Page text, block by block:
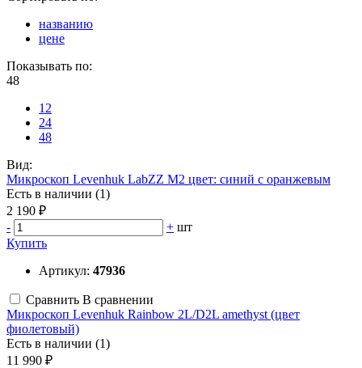
названию
цене
Показывать по:
48
12
24
48
Вид:
Микроскоп Levenhuk LabZZ M2 цвет: синий с оранжевым
Есть в наличии (1)
2 190 ₽
-
+ шт
Купить
Артикул: 47936
Сравнить В сравнении
Микроскоп Levenhuk Rainbow 2L/D2L amethyst (цвет
фиолетовый)
Есть в наличии (1)
11 990 ₽